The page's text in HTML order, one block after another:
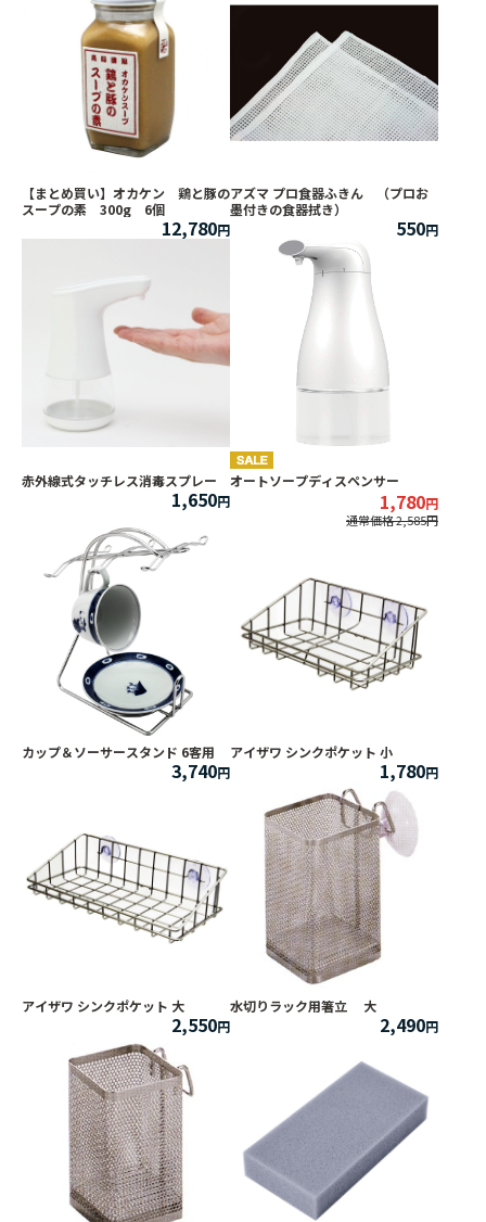
【まとめ買い】オカケン 鶏と豚の
スープの素 300g 6個
12,780
アズマ プロ食器ふきん （プロお
墨付きの食器拭き）
550
赤外線式タッチレス消毒スプレー
1,650
オートソープディスペンサー
1,780
通常価格 2,585
カップ＆ソーサースタンド 6客用
3,740
アイザワ シンクポケット 小
1,780
アイザワ シンクポケット 大
2,550
水切りラック用箸立 大
2,490